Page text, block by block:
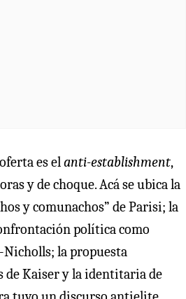
es elanti-establishment,
y de choque. Acá se ubica la
y comunachos” de Parisi; la
política como
la propuesta
de Kaiser y la identitaria de